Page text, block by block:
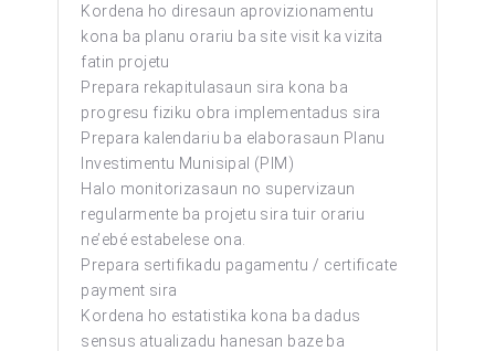
Kordena ho diresaun aprovizionamentu
kona ba planu orariu ba site visit ka vizita
fatin projetu
Prepara rekapitulasaun sira kona ba
progresu fiziku obra implementadus sira
Prepara kalendariu ba elaborasaun Planu
Investimentu Munisipal (PIM)
Halo monitorizasaun no supervizaun
regularmente ba projetu sira tuir orariu
ne’ebé estabelese ona.
Prepara sertifikadu pagamentu / certificate
payment sira
Kordena ho estatistika kona ba dadus
sensus atualizadu hanesan baze ba